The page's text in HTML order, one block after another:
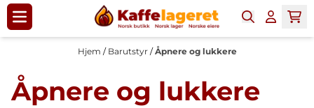
Hopp til innhold
Hjem / Barutstyr /Åpnere og lukkere
Åpnere og lukkere